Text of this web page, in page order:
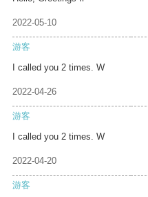
2022-05-10
游客
I called you 2 times. W
2022-04-26
游客
I called you 2 times. W
2022-04-20
游客